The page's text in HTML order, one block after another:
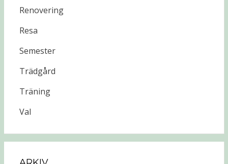
Renovering
Resa
Semester
Trädgård
Träning
Val